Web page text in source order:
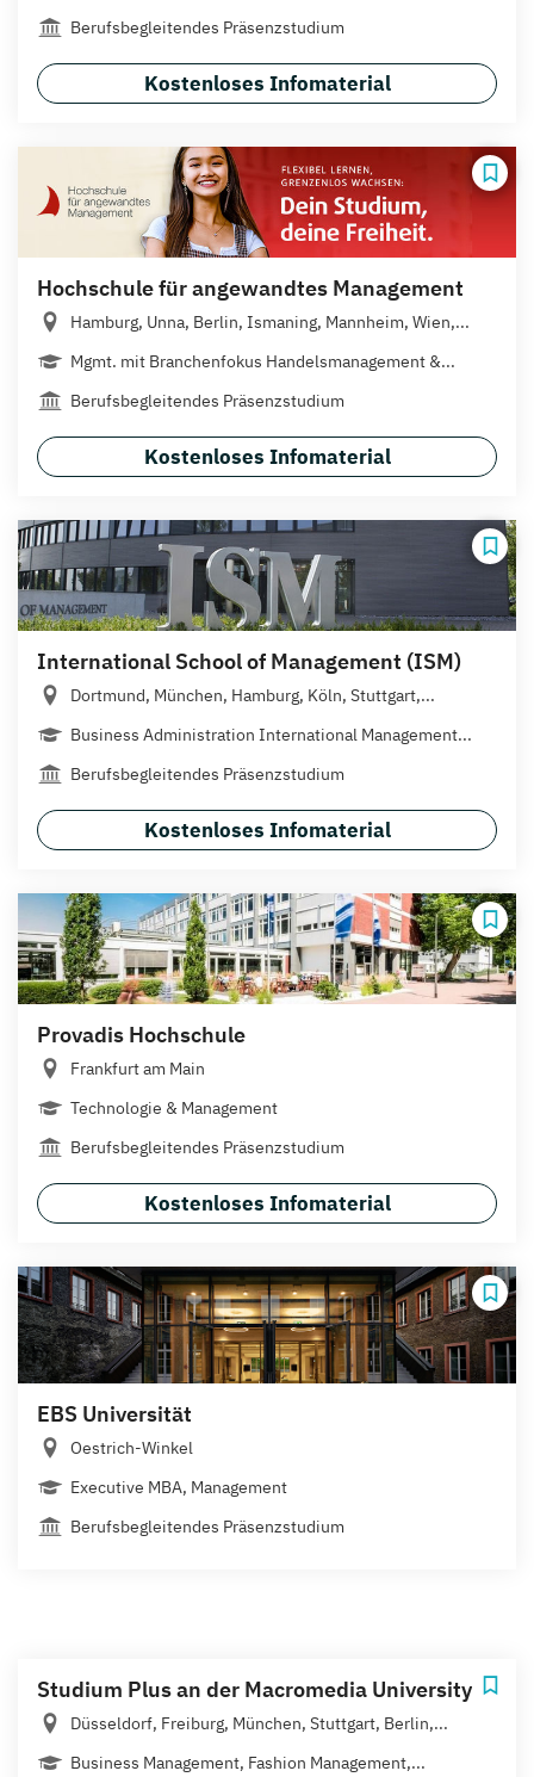
Berufsbegleitendes Präsenzstudium
Kostenloses Infomaterial
Hochschule für angewandtes Management
Hamburg, Unna, Berlin, Ismaning, Mannheim, Wien,...
Mgmt. mit Branchenfokus Handelsmanagement &...
Berufsbegleitendes Präsenzstudium
Kostenloses Infomaterial
International School of Management (ISM)
Dortmund, München, Hamburg, Köln, Stuttgart,...
Business Administration International Management...
Berufsbegleitendes Präsenzstudium
Kostenloses Infomaterial
Provadis Hochschule
Frankfurt am Main
Technologie & Management
Berufsbegleitendes Präsenzstudium
Kostenloses Infomaterial
EBS Universität
Oestrich-Winkel
Executive MBA, Management
Berufsbegleitendes Präsenzstudium
Studium Plus an der Macromedia University
Düsseldorf, Freiburg, München, Stuttgart, Berlin,...
Business Management, Fashion Management,...